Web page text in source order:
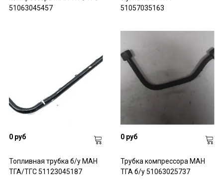
- проводка, энергоаккумуляторы;
- тормозные цилиндры, камеры, колодки;
51063045457
51057035163
0 руб
Топливная трубка б/у МАН
ТГА/ТГС 51123045187
0 руб
Трубка компрессора МАН
ТГА б/у 51063025737